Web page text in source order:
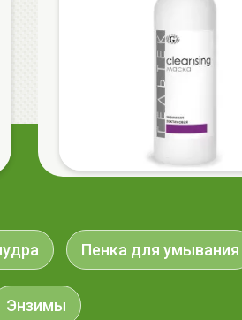
59.00 руб. 124.98 руб. -52%
aкция
Пенка для умывания
Энзимы